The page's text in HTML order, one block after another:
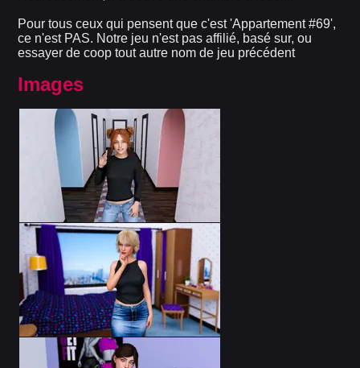
Pour tous ceux qui pensent que c'est 'Appartement #69',
ce n'est PAS. Notre jeu n'est pas affilié, basé sur, ou
essayer de coop tout autre nom de jeu précédent
Images